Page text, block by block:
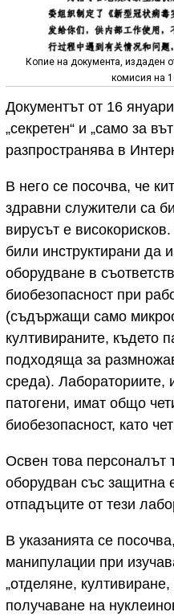
Копие на документа, издаден
комисия на
Документът от 16
„секретен“ и „само за
разпространява в
В него се посочва, че
здравни служители са
вирусът е
били инструктирани да
оборудване в
биобезопасност при
(съдържащи само
култивираните, където
подходяща за
среда). Лабораториите,
патогени, имат общо
биобезопасност, като
Освен това персоналът
оборудван със защитна
отпадъците от тези
В указанията се
манипулации при
„отделяне,
получаване на